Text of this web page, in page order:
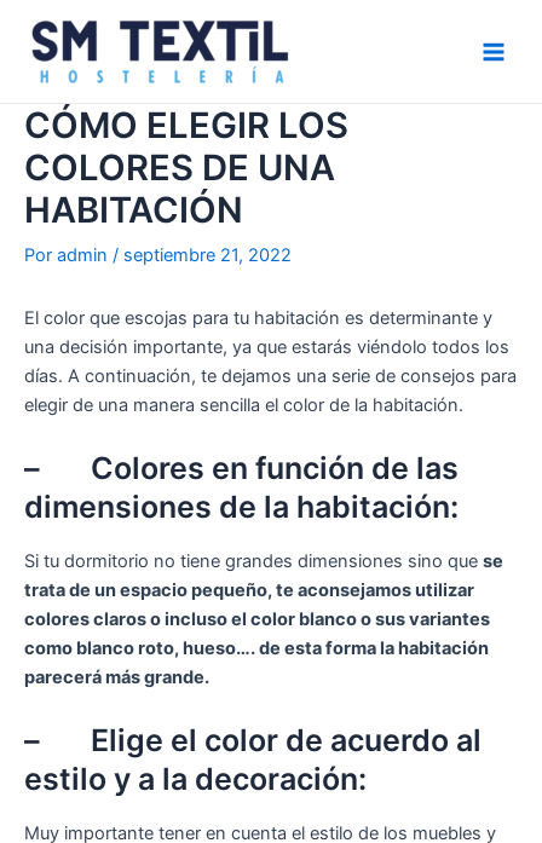
contenido
CÓMO ELEGIR LOS
COLORES DE UNA
HABITACIÓN
Por admin / septiembre 21, 2022
El color que escojas para tu habitación es determinante y
una decisión importante, ya que estarás viéndolo todos los
días. A continuación, te dejamos una serie de consejos para
elegir de una manera sencilla el color de la habitación.
– Colores en función de las
dimensiones de la habitación:
Si tu dormitorio no tiene grandes dimensiones sino que se
trata de un espacio pequeño, te aconsejamos utilizar
colores claros o incluso el color blanco o sus variantes
como blanco roto, hueso…. de esta forma la habitación
parecerá más grande.
– Elige el color de acuerdo al
estilo y a la decoración:
Muy importante tener en cuenta el estilo de los muebles y
de
entradas